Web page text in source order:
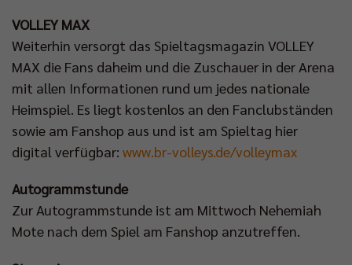
VOLLEY MAX
Weiterhin versorgt das Spieltagsmagazin VOLLEY
MAX die Fans daheim und die Zuschauer in der Arena
mit allen Informationen rund um jedes nationale
Heimspiel. Es liegt kostenlos an den Fanclubständen
sowie am Fanshop aus und ist am Spieltag hier
digital verfügbar: www.br-volleys.de/volleymax
Autogrammstunde
Zur Autogrammstunde ist am Mittwoch Nehemiah
Mote nach dem Spiel am Fanshop anzutreffen.